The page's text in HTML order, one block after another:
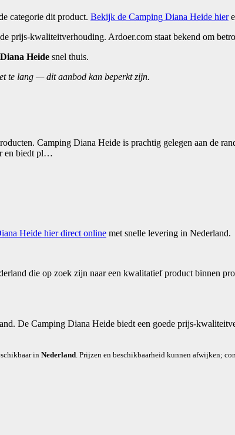
categorie dit product. Bekijk de Camping Diana Heide hier
prijs-kwaliteitverhouding. Ardoer.com staat bekend om
Heide snel thuis.
te lang — dit aanbod kan beperkt zijn.
Camping Diana Heide is prachtig gelegen aan de
en biedt pl…
Heide hier direct online met snelle levering in Nederland.
die op zoek zijn naar een kwalitatief product binnen
De Camping Diana Heide biedt een goede prijs-
in Nederland . Prijzen en beschikbaarheid kunnen afwijken;